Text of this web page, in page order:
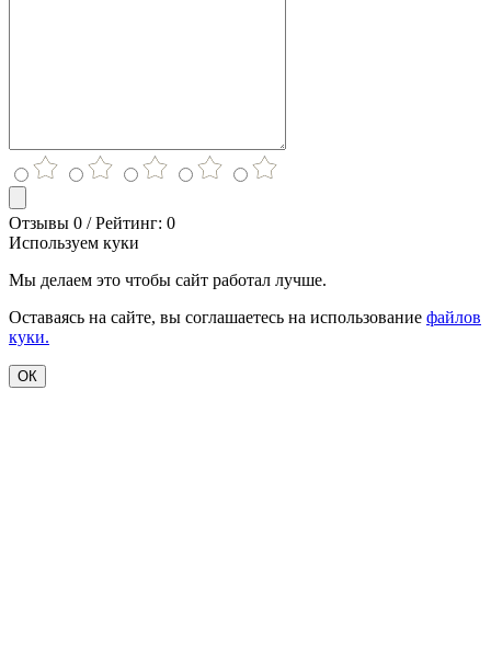
Отзывы 0 / Рейтинг: 0
Используем куки
Мы делаем это чтобы сайт работал лучше.
Оставаясь на сайте, вы соглашаетесь на использование файлов
куки.
ОК